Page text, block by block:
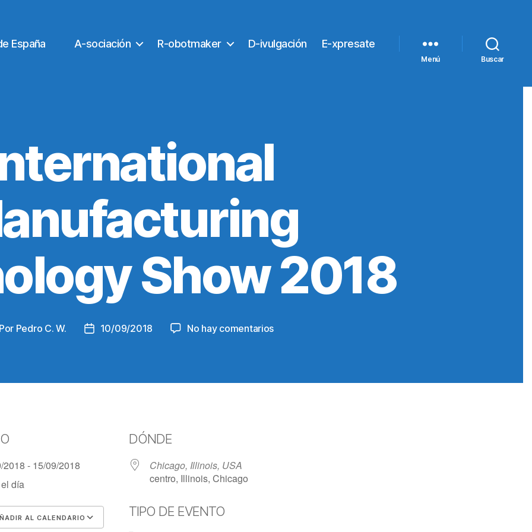
España A-sociación R-obotmaker D-ivulgación E-xpresate
Menú Buscar
Show 2018
Por Pedro C. W.
Fecha10/09/2018 No hay comentariosen
Show
2018 - 15/09/2018
día
AL CALENDARIO
DÓNDE
Chicago, Illinois, USA
centro, Illinois, Chicago
TIPO DE EVENTO